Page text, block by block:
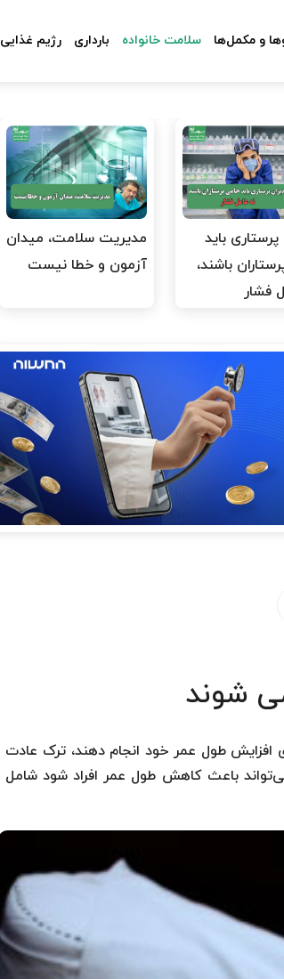
و مکمل‌ها سلامت خانواده بارداری رژیم غذایی
پرستاری باید
باشند،
فشار
مدیریت سلامت، میدان
آزمون و خطا نیست
شوند
افزایش طول عمر خود انجام دهند، ترک عادت
باعث کاهش طول عمر افراد شود شامل